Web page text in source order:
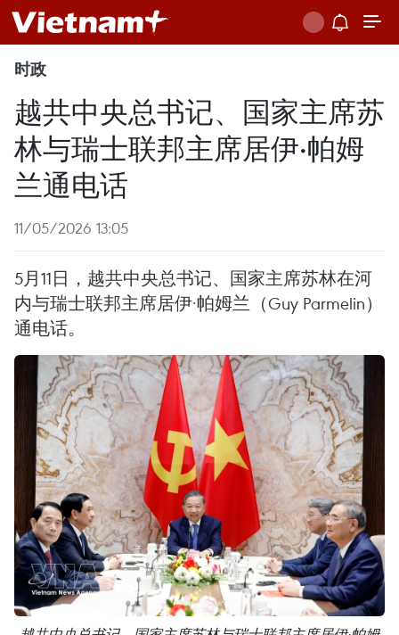
时政
越共中央总书记、国家主席苏
林与瑞士联邦主席居伊·帕姆
兰通电话
11/05/2026 13:05
5月11日，越共中央总书记、国家主席苏林在河
内与瑞士联邦主席居伊·帕姆兰（Guy Parmelin）
通电话。